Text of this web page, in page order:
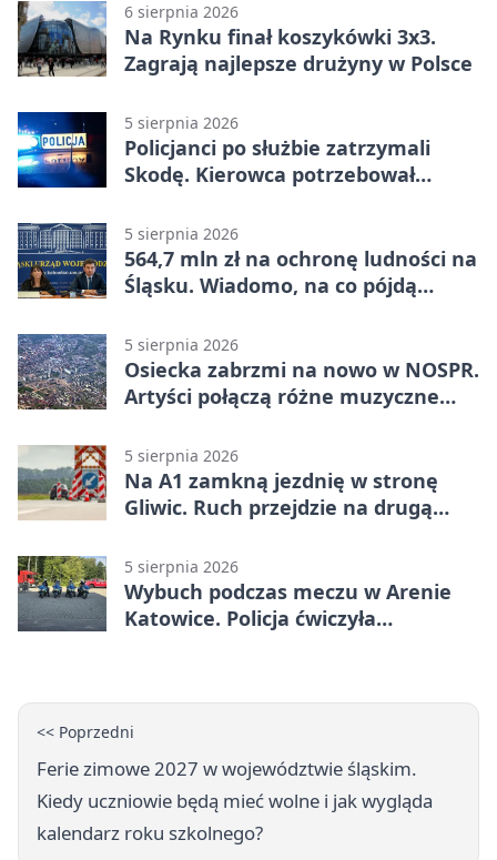
6 sierpnia 2026
Na Rynku finał koszykówki 3x3.
Zagrają najlepsze drużyny w Polsce
5 sierpnia 2026
Policjanci po służbie zatrzymali
Skodę. Kierowca potrzebował
5 sierpnia 2026
564,7 mln zł na ochronę ludności na
Śląsku. Wiadomo, na co pójdą
5 sierpnia 2026
Osiecka zabrzmi na nowo w NOSPR.
Artyści połączą różne muzyczne
5 sierpnia 2026
Na A1 zamkną jezdnię w stronę
Gliwic. Ruch przejdzie na drugą
5 sierpnia 2026
Wybuch podczas meczu w Arenie
Katowice. Policja ćwiczyła
<< Poprzedni
Ferie zimowe 2027 w województwie śląskim.
Kiedy uczniowie będą mieć wolne i jak wygląda
kalendarz roku szkolnego?